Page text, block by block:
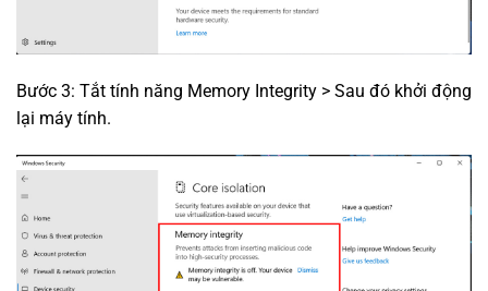
Bước 3: Tắt tính năng Memory Integrity > Sau đó khởi động
lại máy tính.